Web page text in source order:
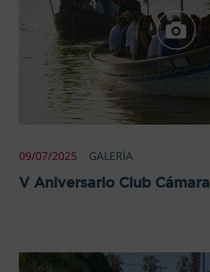
09/07/2025 GALERÍA
V Aniversario Club Cámara